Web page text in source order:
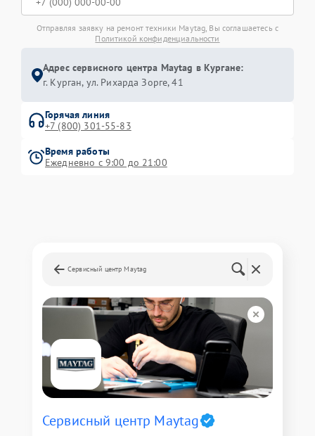
Отправляя заявку на ремонт техники Maytag, Вы соглашаетесь с
Политикой конфиденциальности
Адрес сервисного центра Maytag в Кургане:
г. Курган, ул. Рихарда Зорге, 41
Горячая линия
+7 (800) 301-55-83
Время работы
Ежедневно с 9:00 до 21:00
Сервисный центр Maytag
Сервисный центр Maytag